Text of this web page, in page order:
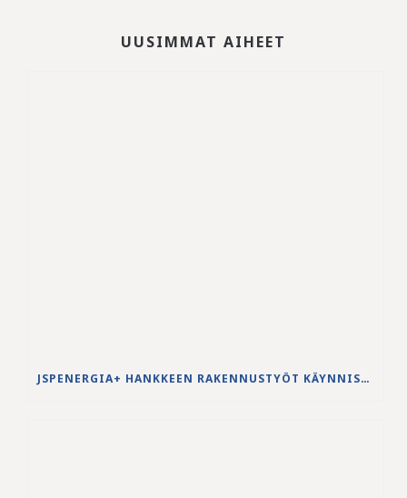
UUSIMMAT AIHEET
JSPENERGIA+ HANKKEEN RAKENNUSTYÖT KÄYNNISTYVÄT LOUHINTATÖILLÄ